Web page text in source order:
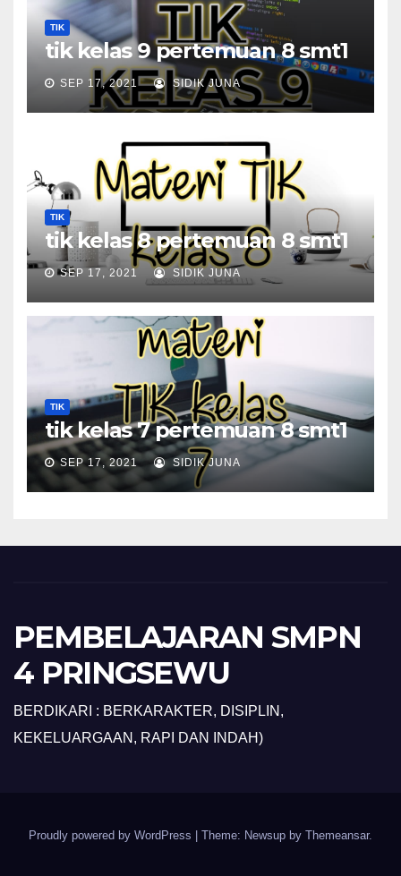
TIK
tik kelas 9 pertemuan 8 smt1
SEP 17, 2021 SIDIK JUNA
TIK
tik kelas 8 pertemuan 8 smt1
SEP 17, 2021 SIDIK JUNA
TIK
tik kelas 7 pertemuan 8 smt1
SEP 17, 2021 SIDIK JUNA
PEMBELAJARAN SMPN
4 PRINGSEWU
BERDIKARI : BERKARAKTER, DISIPLIN,
KEKELUARGAAN, RAPI DAN INDAH)
Proudly powered by WordPress | Theme: Newsup by Themeansar.